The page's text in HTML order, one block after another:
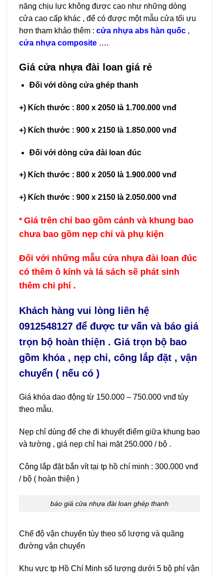
năng chịu lực không được cao như những dòng
cửa cao cấp khác , để có được một mẫu cửa tối ưu
hơn tham khảo thêm : cửa nhựa abs hàn quốc ,
cửa nhựa composite ….
Giá cửa nhựa đài loan giá rẻ
Đối với dòng cửa ghép thanh
+) Kích thước : 800 x 2050 là 1.700.000 vnđ
+) Kích thước : 900 x 2150 là 1.850.000 vnđ
Đối với dòng cửa đài loan đúc
+) Kích thước : 800 x 2050 là 1.900.000 vnđ
+) Kích thước : 900 x 2150 là 2.050.000 vnđ
* Giá trên chỉ bao gồm cánh và khung bao
chưa bao gồm nẹp chỉ và phụ kiện
Đối với những mẫu cửa nhựa đài loan đúc
có thêm ô kính và lá sách sẽ phát sinh
thêm chi phí .
Khách hàng vui lòng liên hệ
0912548127 để được tư vấn và báo giá
trọn bộ hoàn thiện . Giá trọn bộ bao
gồm khóa , nẹp chỉ, công lắp đặt , vận
chuyển ( nếu có )
Giá khóa dao động từ 150.000 – 750.000 vnđ tùy
theo mẫu.
Nẹp chỉ dùng để che đi khuyết điểm giữa khung bao
và tường , giá nẹp chỉ hai mặt 250.000 / bộ .
Công lắp đặt bắn vít tại tp hồ chí minh : 300.000 vnđ
/ bộ ( hoàn thiện )
báo giá cửa nhựa đài loan ghép thanh
Chế độ vận chuyển tùy theo số lượng và quãng
đường vận chuyển
Khu vực tp Hồ Chí Minh số lượng dưới 5 bộ phí vận